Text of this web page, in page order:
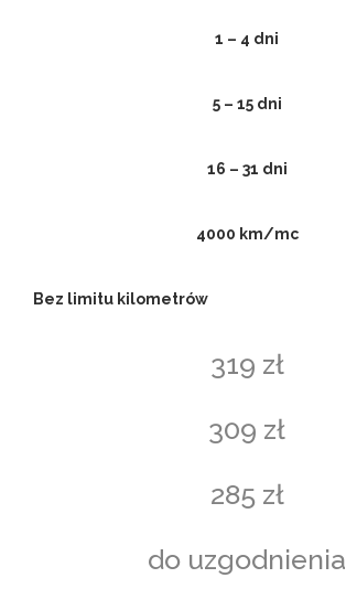
1 – 4 dni
5 – 15 dni
16 – 31 dni
4000 km/mc
Bez limitu kilometrów
319 zł
309 zł
285 zł
do uzgodnienia